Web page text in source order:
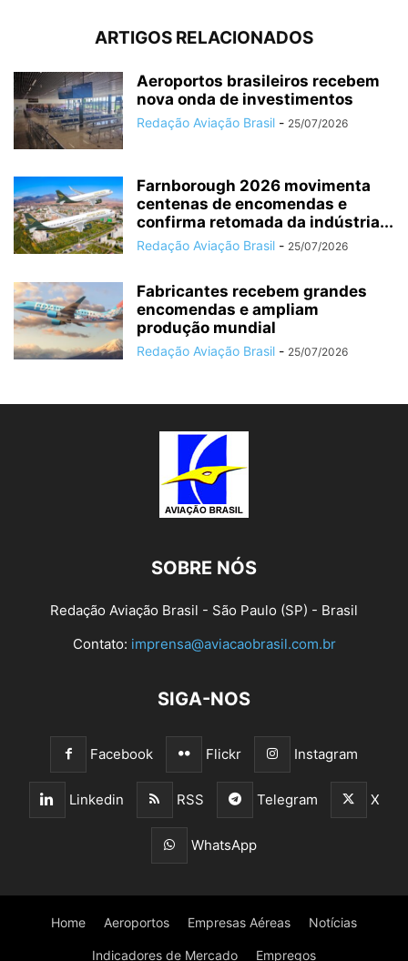
ARTIGOS RELACIONADOS
Aeroportos brasileiros recebem
nova onda de investimentos
Redação Aviação Brasil - 25/07/2026
Farnborough 2026 movimenta
centenas de encomendas e
confirma retomada da indústria...
Redação Aviação Brasil - 25/07/2026
Fabricantes recebem grandes
encomendas e ampliam
produção mundial
Redação Aviação Brasil - 25/07/2026
SOBRE NÓS
Redação Aviação Brasil - São Paulo (SP) - Brasil
Contato: imprensa@aviacaobrasil.com.br
SIGA-NOS
Facebook Flickr Instagram
Linkedin RSS Telegram X
WhatsApp
Home Aeroportos Empresas Aéreas Notícias
Indicadores de Mercado Empregos